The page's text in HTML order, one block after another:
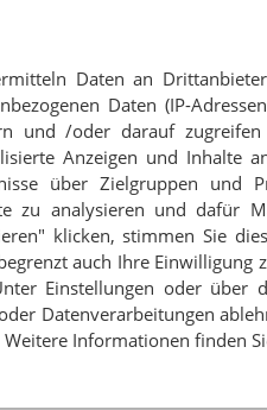
Daten an
Daten (IP-
und /oder darauf
Anzeigen und Inhalte
über Zielgruppen und
zu analysieren und dafür
klicken, stimmen Sie
auch Ihre Einwilligung
Einstellungen oder über
Datenverarbeitungen
Informationen finden
ZU VIEL GEHABT?
Tipps gegen den Kater danach
HELAU UND HE GECK GECK
als Spitze einer Narrenschaft
IN DER APOTHEKE
Berliner und Dreigestirn
FÜR DIE FÜNFTE